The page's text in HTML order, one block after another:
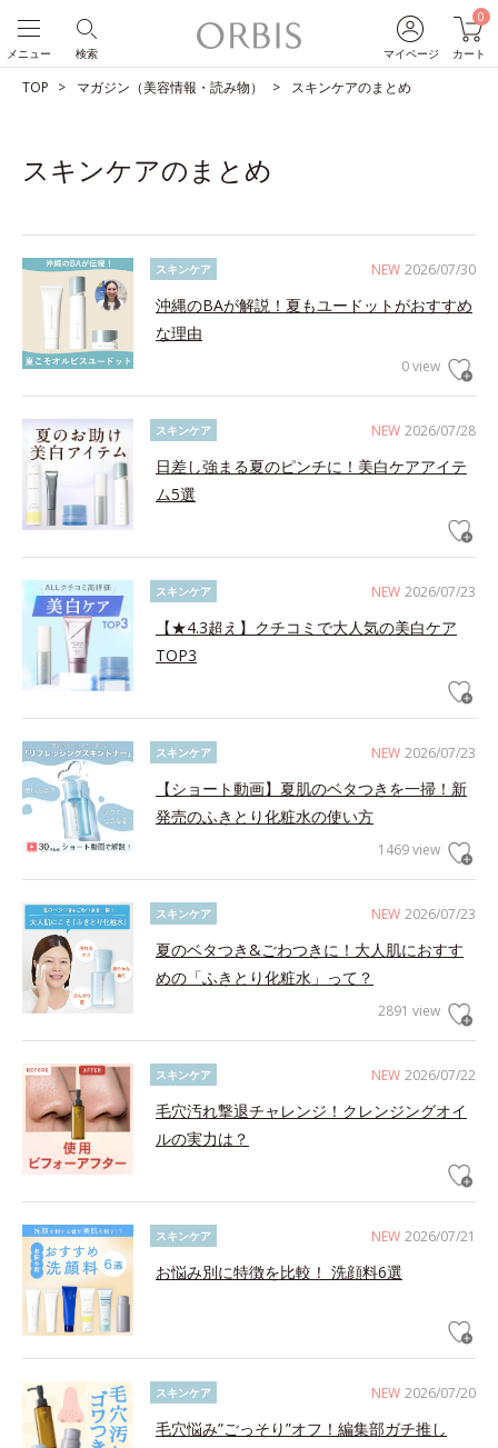
マイページ
0
カート
検索
メニュー
TOP マガジン（美容情報・読み物） スキンケアのまとめ
スキンケアのまとめ
NEW 2026/07/30
スキンケア
沖縄のBAが解説！夏もユードットがおすすめ
な理由
0 view
NEW 2026/07/28
スキンケア
日差し強まる夏のピンチに！美白ケアアイテ
ム5選
NEW 2026/07/23
スキンケア
【★4.3超え】クチコミで大人気の美白ケア
TOP3
NEW 2026/07/23
スキンケア
【ショート動画】夏肌のベタつきを一掃！新
発売のふきとり化粧水の使い方
1469 view
NEW 2026/07/23
スキンケア
夏のベタつき&ごわつきに！大人肌におすす
めの「ふきとり化粧水」って？
2891 view
NEW 2026/07/22
スキンケア
毛穴汚れ撃退チャレンジ！クレンジングオイ
ルの実力は？
NEW 2026/07/21
スキンケア
お悩み別に特徴を比較！ 洗顔料6選
NEW 2026/07/20
スキンケア
毛穴悩み”ごっそり”オフ！編集部ガチ推し